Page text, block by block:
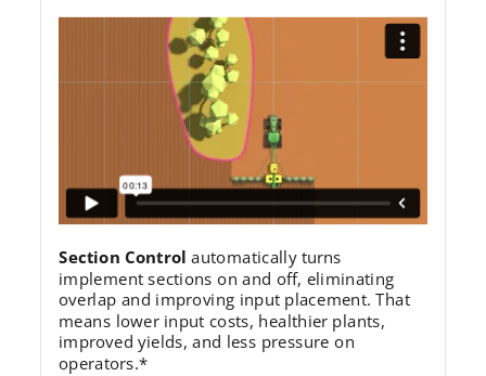
Section Control automatically turns
implement sections on and off, eliminating
overlap and improving input placement. That
means lower input costs, healthier plants,
improved yields, and less pressure on
operators.*